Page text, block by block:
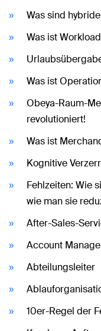
Was sind
Was ist
Was ist
Obeya-Raum-
revolutioniert!
Was ist
Kognitive
Fehlzeiten: Wie
wie man sie
After-Sales-
Account
Abteilungsleiter
10er-Regel der